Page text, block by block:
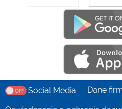
Social Media Dane